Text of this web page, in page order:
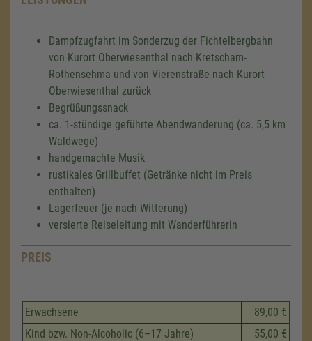
Dampfzugfahrt im Sonderzug der Fichtelbergbahn
von Kurort Oberwiesenthal nach Kretscham-
Rothensehma und von Vierenstraße nach Kurort
Oberwiesenthal zurück
Begrüßungssnack
ca. 1-stündige geführte Abendwanderung (ca. 5,5 km
Waldwege)
handgemachte Musik
rustikales Grillbuffet (Getränke nicht im Preis
enthalten)
Lagerfeuer (je nach Witterung)
versierte Reiseleitung mit Wanderführerin
PREIS
Erwachsene
89,00 €
Kind bzw. Non-Alcoholic (6–17 Jahre)
55,00 €